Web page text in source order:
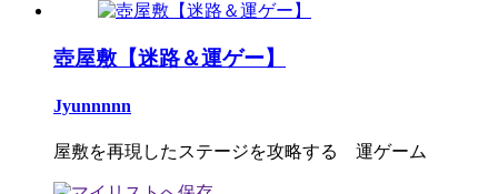
壺屋敷【迷路＆運ゲー】
Jyunnnnn
屋敷を再現したステージを攻略する 運ゲーム